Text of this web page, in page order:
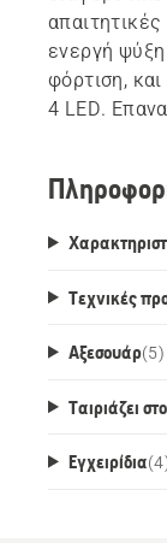
ενεργή ψύξη
φόρτιση,
4 LED.
Τεχνικές
Αξεσουάρ(5)
Ταιριάζει
Εγχειρίδια(4